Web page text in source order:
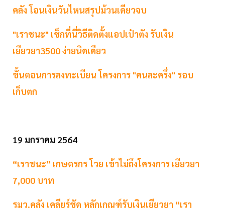
คลัง โอนเงินวันไหนสรุปม้วนเดียวจบ
"เราชนะ" เช็กที่นี่วิธีติดตั้งแอปเป๋าตัง รับเงิน
เยียวยา3500 ง่ายนิดเดียว
ขั้นตอนการลงทะเบียน โครงการ "คนละครึ่ง" รอบ
เก็บตก
19 มกราคม 2564
“เราชนะ” เกษตรกร โวย เข้าไม่ถึงโครงการ เยียวยา
7,000 บาท
รมว.คลัง เคลียร์ชัด หลักเกณฑ์รับเงินเยียวยา “เรา